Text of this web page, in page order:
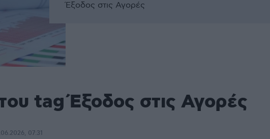
Έξοδος στις Αγορές
tag Έξοδος στις Αγορές
07:31